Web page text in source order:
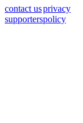
contact us
supporters
privacy
policy